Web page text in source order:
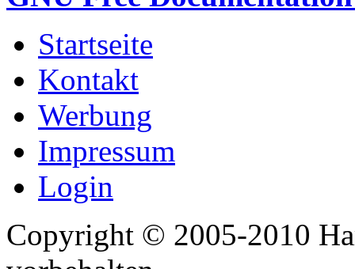
Startseite
Kontakt
Werbung
Impressum
Login
Copyright © 2005-2010